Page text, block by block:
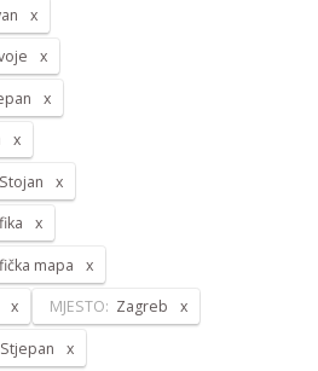
mapa
MJESTO: Zagreb